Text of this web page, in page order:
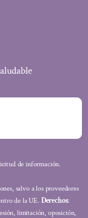
de información.
salvo a los proveedores
de la UE. Derechos:
limitación, oposición,